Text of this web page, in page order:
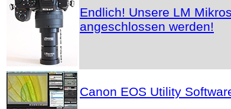
Endlich! Unsere LM
angeschlossen werden!
Canon EOS Utility